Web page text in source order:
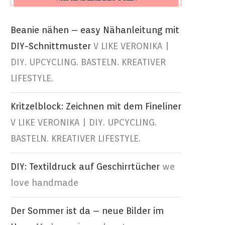
Beanie nähen – easy Nähanleitung mit
DIY-Schnittmuster V LIKE VERONIKA |
DIY. UPCYCLING. BASTELN. KREATIVER
LIFESTYLE.
Kritzelblock: Zeichnen mit dem Fineliner
V LIKE VERONIKA | DIY. UPCYCLING.
BASTELN. KREATIVER LIFESTYLE.
DIY: Textildruck auf Geschirrtücher we
love handmade
Der Sommer ist da – neue Bilder im